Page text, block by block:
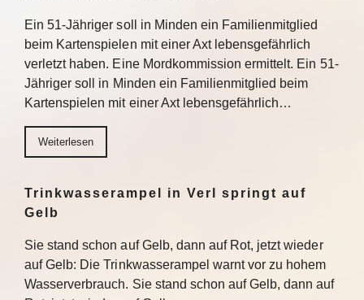
Ein 51-Jähriger soll in Minden ein Familienmitglied
beim Kartenspielen mit einer Axt lebensgefährlich
verletzt haben. Eine Mordkommission ermittelt. Ein 51-
Jähriger soll in Minden ein Familienmitglied beim
Kartenspielen mit einer Axt lebensgefährlich…
Weiterlesen
Trinkwasserampel in Verl springt auf
Gelb
Sie stand schon auf Gelb, dann auf Rot, jetzt wieder
auf Gelb: Die Trinkwasserampel warnt vor zu hohem
Wasserverbrauch. Sie stand schon auf Gelb, dann auf